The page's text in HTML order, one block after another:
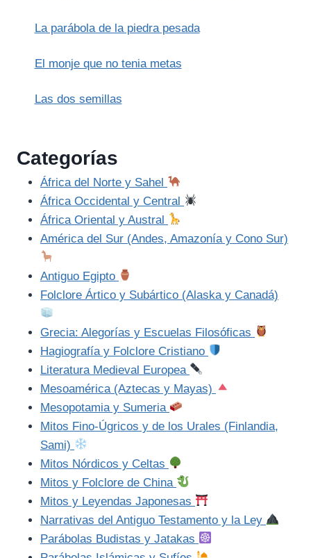
La parábola de la piedra pesada
El monje que no tenia metas
Las dos semillas
Categorías
África del Norte y Sahel
África Occidental y Central
África Oriental y Austral
América del Sur (Andes, Amazonía y Cono Sur)
Antiguo Egipto
Folclore Ártico y Subártico (Alaska y Canadá)
Grecia: Alegorías y Escuelas Filosóficas
Hagiografía y Folclore Cristiano
Literatura Medieval Europea
Mesoamérica (Aztecas y Mayas)
Mesopotamia y Sumeria
Mitos Fino-Úgricos y de los Urales (Finlandia,
Sami)
Mitos Nórdicos y Celtas
Mitos y Folclore de China
Mitos y Leyendas Japonesas
Narrativas del Antiguo Testamento y la Ley
Parábolas Budistas y Jatakas